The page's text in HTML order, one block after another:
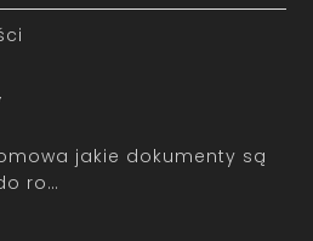
jakie dokumenty są
ro…